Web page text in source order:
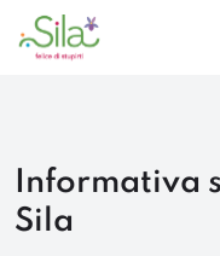
Informativa
Sila